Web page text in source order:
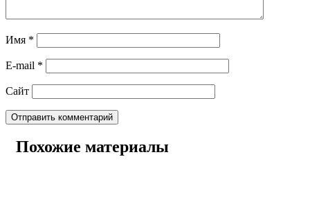
Имя *
E-mail *
Сайт
Похожие материалы